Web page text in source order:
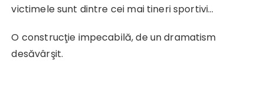
victimele sunt dintre cei mai tineri sportivi…
O construcţie impecabilă, de un dramatism
desăvârşit.